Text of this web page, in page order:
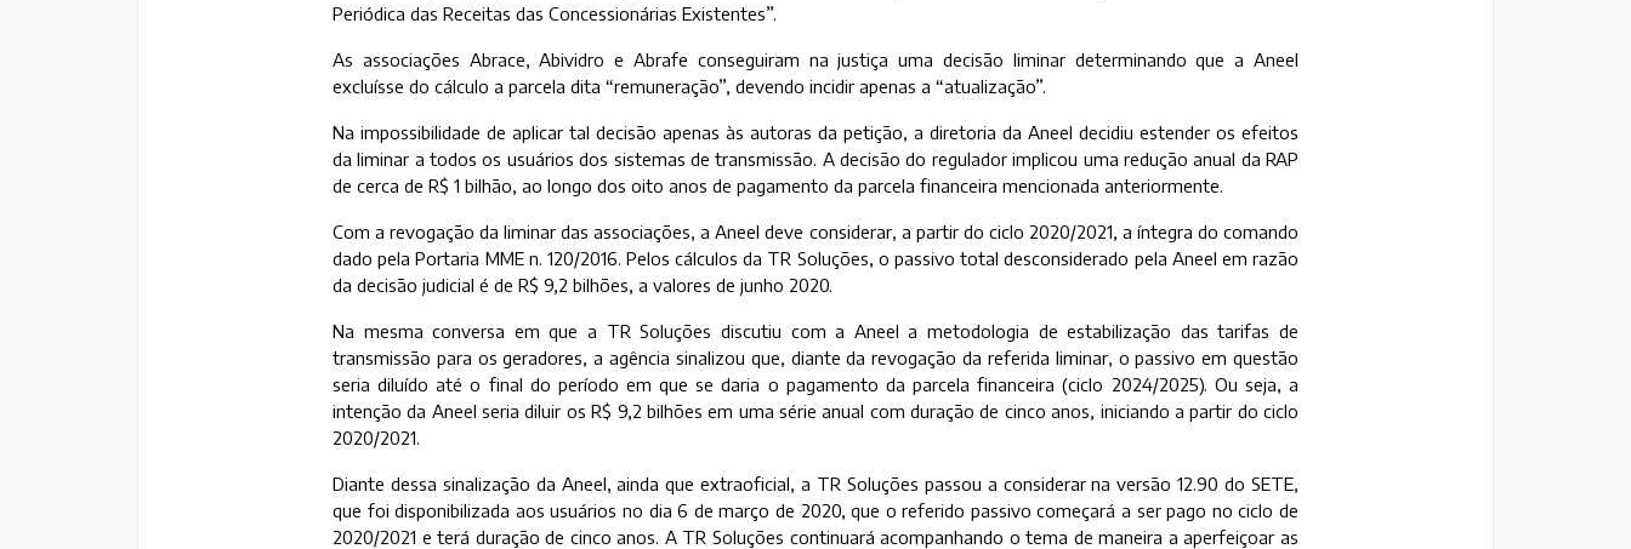
Periódica das Receitas das Concessionárias Existentes”.
As associações Abrace, Abividro e Abrafe conseguiram na justiça uma decisão liminar determinando que a Aneel
excluísse do cálculo a parcela dita “remuneração”, devendo incidir apenas a “atualização”.
Na impossibilidade de aplicar tal decisão apenas às autoras da petição, a diretoria da Aneel decidiu estender os efeitos
da liminar a todos os usuários dos sistemas de transmissão. A decisão do regulador implicou uma redução anual da RAP
de cerca de R$ 1 bilhão, ao longo dos oito anos de pagamento da parcela financeira mencionada anteriormente.
Com a revogação da liminar das associações, a Aneel deve considerar, a partir do ciclo 2020/2021, a íntegra do comando
dado pela Portaria MME n. 120/2016. Pelos cálculos da TR Soluções, o passivo total desconsiderado pela Aneel em razão
da decisão judicial é de R$ 9,2 bilhões, a valores de junho 2020.
Na mesma conversa em que a TR Soluções discutiu com a Aneel a metodologia de estabilização das tarifas de
transmissão para os geradores, a agência sinalizou que, diante da revogação da referida liminar, o passivo em questão
seria diluído até o final do período em que se daria o pagamento da parcela financeira (ciclo 2024/2025). Ou seja, a
intenção da Aneel seria diluir os R$ 9,2 bilhões em uma série anual com duração de cinco anos, iniciando a partir do ciclo
2020/2021.
Diante dessa sinalização da Aneel, ainda que extraoficial, a TR Soluções passou a considerar na versão 12.90 do SETE,
que foi disponibilizada aos usuários no dia 6 de março de 2020, que o referido passivo começará a ser pago no ciclo de
2020/2021 e terá duração de cinco anos. A TR Soluções continuará acompanhando o tema de maneira a aperfeiçoar as